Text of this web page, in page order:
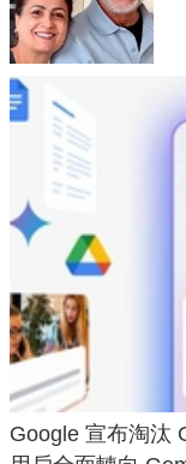
Google 宣布淘汰